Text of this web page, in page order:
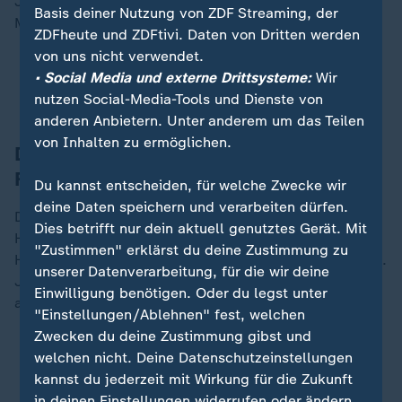
Mannschaft sein.
Spielplan, Ergebnisse und Tabellen der WM 2026
News von der WM im Liveblog
Deutschland wäre Außenseiter gegen
Frankreich
Deutschland gegen Frankreich - das waren in der WM-
Historie immer große Spiele. Zum Beispiel in den
Halbfinales 1982 und 1986 oder im Viertelfinale 2014.
Jedes Mal gewann Deutschland - und erreichte
anschließend auch immer das Endspiel.
Kap Verdes Märchen geht weiter: In der K.o.-
Runde
Basis deiner Nutzung von ZDF Streaming, der
ZDFheute und ZDFtivi. Daten von Dritten werden
von uns nicht verwendet.
• Social Media und externe Drittsysteme:Wir
nutzen Social-Media-Tools und Dienste von
anderen Anbietern. Unter anderem um das Teilen
von Inhalten zu ermöglichen.
Du kannst entscheiden, für welche Zwecke wir
deine Daten speichern und verarbeiten dürfen.
Dies betrifft nur dein aktuell genutztes Gerät. Mit
"Zustimmen" erklärst du deine Zustimmung zu
unserer Datenverarbeitung, für die wir deine
Einwilligung benötigen. Oder du legst unter
"Einstellungen/Ablehnen" fest, welchen
Zwecken du deine Zustimmung gibst und
welchen nicht. Deine Datenschutzeinstellungen
kannst du jederzeit mit Wirkung für die Zukunft